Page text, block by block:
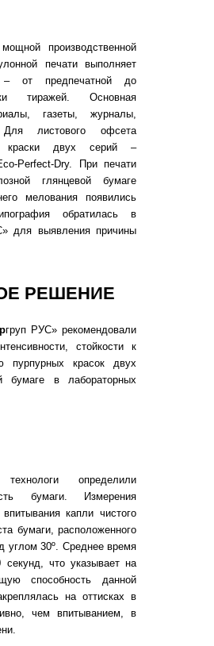
производственной
печати выполняет
– от предпечатной до
тиражей. Основная
газеты, журналы,
листового офсета
краски двух серий –
Perfect-Dry. При печати
глянцевой бумаге
мелования появились
обратилась в
для выявления причины
РЕШЕНИЕ
груп РУС» рекомендовали
стойкости к
пурпурных красок двух
бумаге в лабораторных
определили
бумаги. Измерения
капли чистого
бумаги, расположенного
углом 30º. Среднее время
секунд, что указывает на
способность данной
на оттисках в
чем впитыванием, в